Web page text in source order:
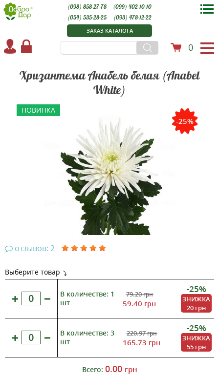
ЗАКАЗ КАТАЛОГА
0
(098) 858-27-78
(099) 402-10-10
(054) 535-28-25
(093) 478-12-22
Хризантема Анабель белая (Anabel
White)
НОВИНКА
-25%
отзывов: 2
Выберите товар
В количестве: 1
шт
79.20грн
59.40 грн
-25%
ЗНИЖКА
20 грн
В количестве: 3
шт
220.97грн
165.73 грн
-25%
ЗНИЖКА
55 грн
Всего: 0.00 грн